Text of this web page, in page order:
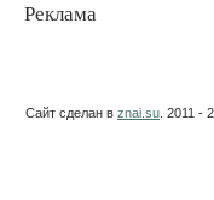
Реклама
Сайт сделан в znai.su . 2011 -